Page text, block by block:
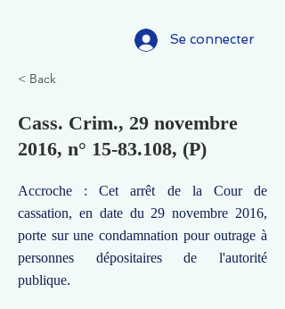
Se connecter
< Back
Cass. Crim., 29 novembre
2016, n° 15-83.108, (P)
Accroche : Cet arrêt de la Cour de
cassation, en date du 29 novembre 2016,
porte sur une condamnation pour outrage à
personnes dépositaires de l'autorité
publique.